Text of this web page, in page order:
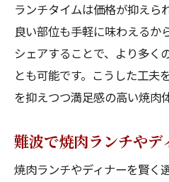
ランチタイムは価格が抑えら
良い部位も手軽に味わえるか
シェアすることで、より多く
とも可能です。こうした工夫
を抑えつつ満足感の高い焼肉
難波で焼肉ランチやデ
焼肉ランチやディナーを賢く